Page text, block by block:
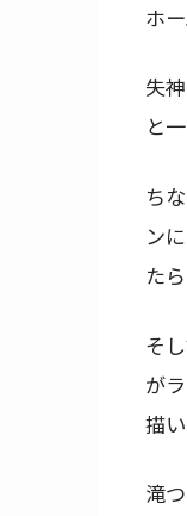
ホ
失
と
ち
ン
た
そ
が
描
滝